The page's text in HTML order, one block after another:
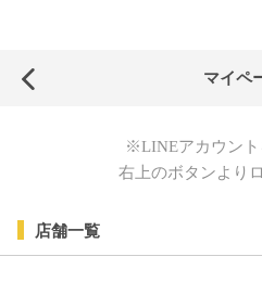
マイペ
※LINEアカウント
右上のボタンより
店舗一覧